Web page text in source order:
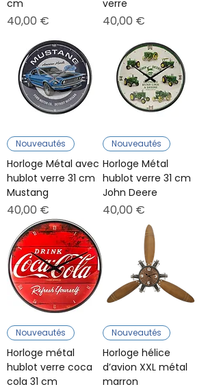
cm
Prix
40,00 €
verre
Prix
40,00 €
Nouveautés
Horloge Métal avec
hublot verre 31 cm
Mustang
Prix
40,00 €
Nouveautés
Horloge Métal
hublot verre 31 cm
John Deere
Prix
40,00 €
Nouveautés
Horloge métal
hublot verre coca
cola 31 cm
Nouveautés
Horloge hélice
d’avion XXL métal
marron